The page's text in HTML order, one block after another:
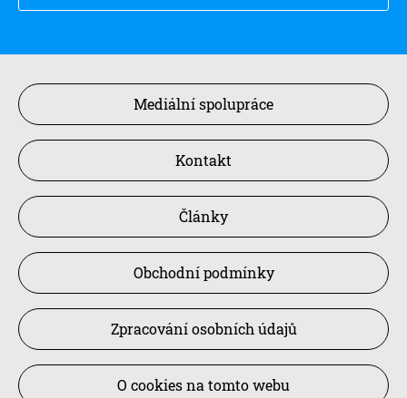
Mediální spolupráce
Kontakt
Články
Obchodní podmínky
Zpracování osobních údajů
O cookies na tomto webu